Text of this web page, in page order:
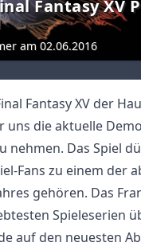
Fantasy XV
am 02.06.2016
Fantasy XV der
uns die aktuelle
nehmen. Das Spiel
Fans zu einem der
gehören. Das
Spieleserien
auf den neuesten